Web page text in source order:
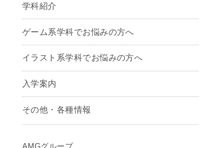
学科紹介
ゲームクリエイター学科
CG学科
アニメーション学科
声優学科
ゲーム系学科でお悩みの方へ
イラスト系学科でお悩みの方へ
入学案内
募集要項
早期出願制度・AOエントリー
入学までの流れ
その他・各種情報
アクセス
サイトポリシー